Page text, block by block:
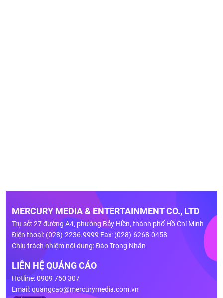
MERCURY MEDIA & ENTERTAINMENT CO., LTD
Trụ sở: 27 đường A4, phường Bảy Hiền, thành phố Hồ Chí Minh
Điện thoại: (028)-2236.9999 Fax: (028)-6268.0458
Chịu trách nhiệm nội dung: Đào Trọng Nhân
LIÊN HỆ QUẢNG CÁO
Hotline: 0909 750 307
Email:quangcao@mercurymedia.com.vn